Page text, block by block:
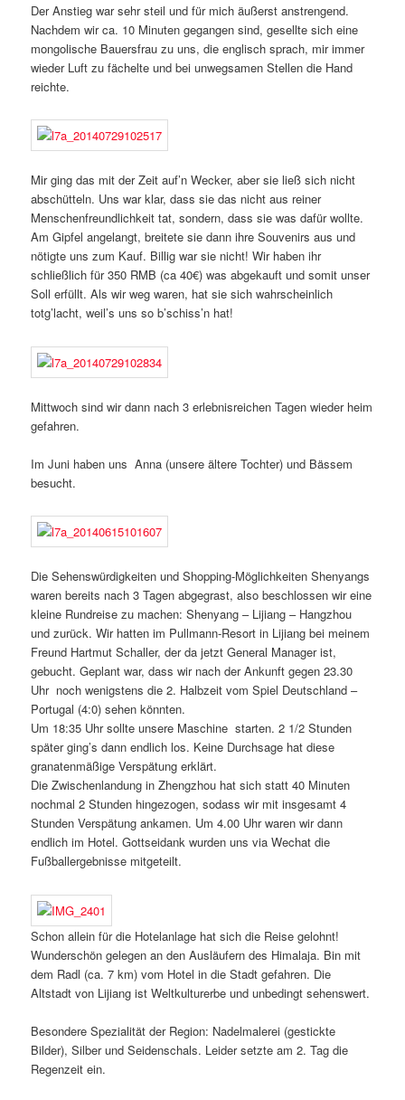
Der Anstieg war sehr steil und für mich äußerst anstrengend.
Nachdem wir ca. 10 Minuten gegangen sind, gesellte sich eine
mongolische Bauersfrau zu uns, die englisch sprach, mir immer
wieder Luft zu fächelte und bei unwegsamen Stellen die Hand
reichte.
Mir ging das mit der Zeit auf’n Wecker, aber sie ließ sich nicht
abschütteln. Uns war klar, dass sie das nicht aus reiner
Menschenfreundlichkeit tat, sondern, dass sie was dafür wollte.
Am Gipfel angelangt, breitete sie dann ihre Souvenirs aus und
nötigte uns zum Kauf. Billig war sie nicht! Wir haben ihr
schließlich für 350 RMB (ca 40€) was abgekauft und somit unser
Soll erfüllt. Als wir weg waren, hat sie sich wahrscheinlich
totg’lacht, weil’s uns so b’schiss’n hat!
Mittwoch sind wir dann nach 3 erlebnisreichen Tagen wieder heim
gefahren.
Im Juni haben uns Anna (unsere ältere Tochter) und Bässem
besucht.
Die Sehenswürdigkeiten und Shopping-Möglichkeiten Shenyangs
waren bereits nach 3 Tagen abgegrast, also beschlossen wir eine
kleine Rundreise zu machen: Shenyang – Lijiang – Hangzhou
und zurück. Wir hatten im Pullmann-Resort in Lijiang bei meinem
Freund Hartmut Schaller, der da jetzt General Manager ist,
gebucht. Geplant war, dass wir nach der Ankunft gegen 23.30
Uhr noch wenigstens die 2. Halbzeit vom Spiel Deutschland –
Portugal (4:0) sehen könnten.
Um 18:35 Uhr sollte unsere Maschine starten. 2 1/2 Stunden
später ging’s dann endlich los. Keine Durchsage hat diese
granatenmäßige Verspätung erklärt.
Die Zwischenlandung in Zhengzhou hat sich statt 40 Minuten
nochmal 2 Stunden hingezogen, sodass wir mit insgesamt 4
Stunden Verspätung ankamen. Um 4.00 Uhr waren wir dann
endlich im Hotel. Gottseidank wurden uns via Wechat die
Fußballergebnisse mitgeteilt.
Schon allein für die Hotelanlage hat sich die Reise gelohnt!
Wunderschön gelegen an den Ausläufern des Himalaja. Bin mit
dem Radl (ca. 7 km) vom Hotel in die Stadt gefahren. Die
Altstadt von Lijiang ist Weltkulturerbe und unbedingt sehenswert.
Besondere Spezialität der Region: Nadelmalerei (gestickte
Bilder), Silber und Seidenschals. Leider setzte am 2. Tag die
Regenzeit ein.